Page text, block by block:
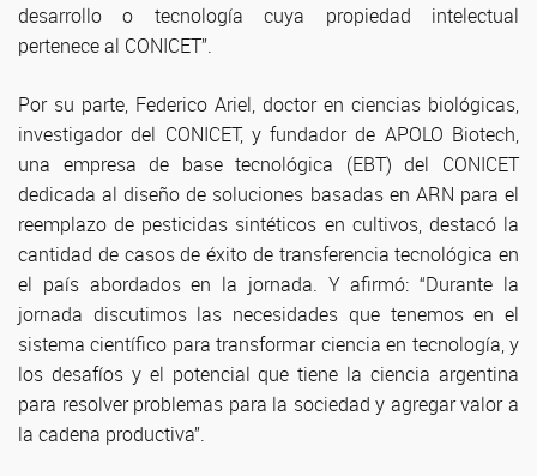
desarrollo o tecnología cuya propiedad intelectual
pertenece al CONICET”.
Por su parte, Federico Ariel, doctor en ciencias biológicas,
investigador del CONICET, y fundador de APOLO Biotech,
una empresa de base tecnológica (EBT) del CONICET
dedicada al diseño de soluciones basadas en ARN para el
reemplazo de pesticidas sintéticos en cultivos, destacó la
cantidad de casos de éxito de transferencia tecnológica en
el país abordados en la jornada. Y afirmó: “Durante la
jornada discutimos las necesidades que tenemos en el
sistema científico para transformar ciencia en tecnología, y
los desafíos y el potencial que tiene la ciencia argentina
para resolver problemas para la sociedad y agregar valor a
la cadena productiva”.